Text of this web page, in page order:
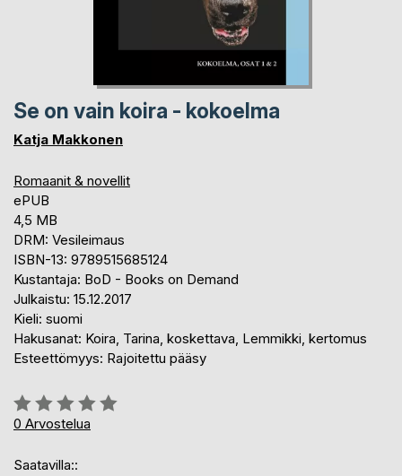
Se on vain koira - kokoelma
Katja Makkonen
Romaanit & novellit
ePUB
4,5 MB
DRM: Vesileimaus
ISBN-13: 9789515685124
Kustantaja: BoD - Books on Demand
Julkaistu: 15.12.2017
Kieli: suomi
Hakusanat: Koira, Tarina, koskettava, Lemmikki, kertomus
Esteettömyys: Rajoitettu pääsy
Arvostelu::
0%
0 Arvostelua
Saatavilla::